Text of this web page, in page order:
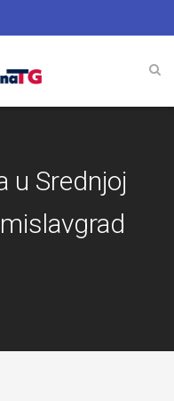
u Srednjoj